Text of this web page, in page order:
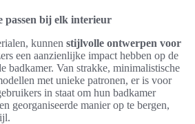
passen bij elk interieur
kunnen stijlvolle ontwerpen voor
een aanzienlijke impact hebben op de
badkamer. Van strakke, minimalistische
met unieke patronen, er is voor
in staat om hun badkamer
georganiseerde manier op te bergen,